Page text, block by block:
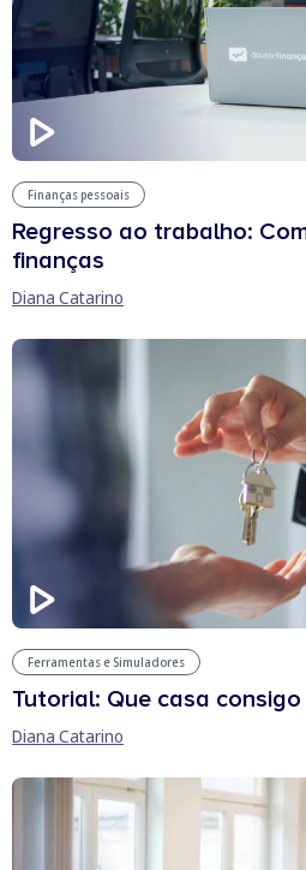
Finanças pessoais
Regresso ao trabalho:
finanças
Diana Catarino
Ferramentas e Simuladores
Tutorial: Que casa
Diana Catarino